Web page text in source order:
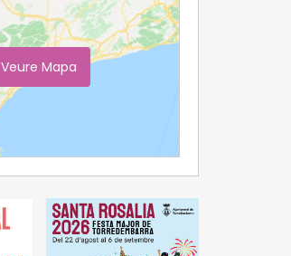
Veure Mapa